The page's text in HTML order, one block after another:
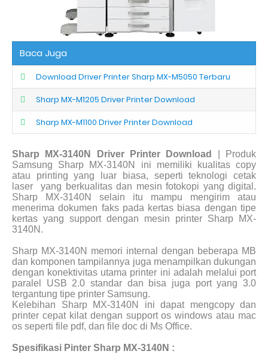
Baca Juga
Download Driver Printer Sharp MX-M5050 Terbaru
Sharp MX-M1205 Driver Printer Download
Sharp MX-M1100 Driver Printer Download
Sharp MX-3140N Driver Printer Download
| Produk
Samsung Sharp MX-3140N ini memiliki kualitas copy
atau printing yang luar biasa, seperti teknologi cetak
laser
yang berkualitas dan mesin fotokopi yang digital.
Sharp MX-3140N selain itu mampu mengirim atau
menerima dokumen faks pada kertas biasa dengan tipe
kertas yang support dengan mesin printer Sharp MX-
3140N.
Sharp MX-3140N memori internal dengan beberapa MB
dan komponen tampilannya juga menampilkan dukungan
dengan konektivitas utama printer ini adalah melalui port
paralel USB 2.0 standar dan bisa juga port yang 3.0
tergantung tipe printer Samsung.
Kelebihan Sharp MX-3140N ini dapat mengcopy dan
printer cepat kilat dengan support os windows atau mac
os seperti file pdf, dan file doc di Ms Office.
Spesifikasi Pinter Sharp MX-3140N :